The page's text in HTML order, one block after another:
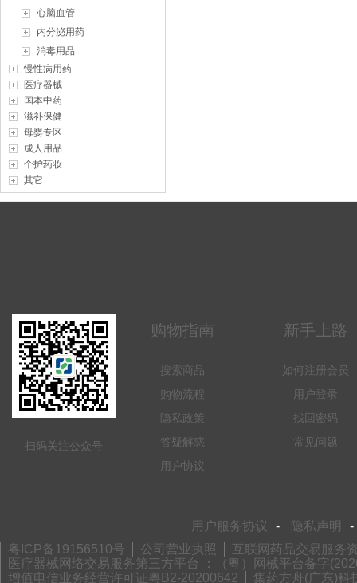
心脑血管
内分泌用药
消毒用品
慢性病用药
医疗器械
国本中药
滋补保健
母婴专区
成人用品
个护药妆
其它
扫码关注公众号
购物指南
搜索商品
购物流程
隐私政策
答疑解惑
用户协议
新手上路
如何注册会员
用户登录
找回密码
常见问题
用户服务协议 - 隐私声明
-
粤ICP备19156510号
公司营业执照
互联网药品交易服务
医疗器械网络交易服务第三方平台 ：（粤）网械平台备字
增值电信业务经营许可证粤B2-20200642
集药方舟(广东)科